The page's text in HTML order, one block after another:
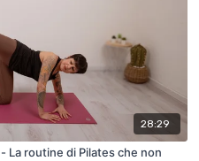
28:29
La routine di Pilates che non